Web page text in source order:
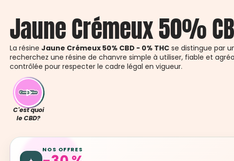
Jaune Crémeux 50%
La résine Jaune Crémeux 50% CBD - 0% THC se distingue par
recherchez une résine de chanvre simple à utiliser, fiable et
contrôlée pour respecter le cadre légal en vigueur.
C'est quoi
le CBD?
NOS OFFRES